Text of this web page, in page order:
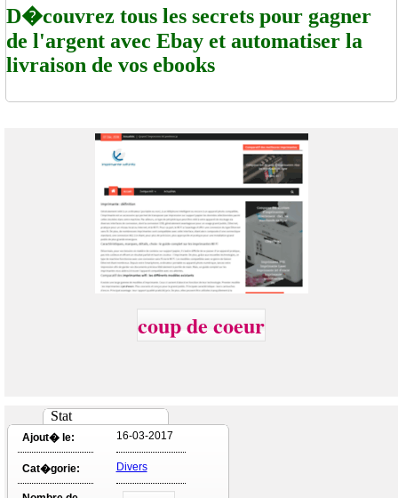
D�couvrez tous les secrets pour gagner
de l'argent avec Ebay et automatiser la
livraison de vos ebooks
coup de coeur
Stat
Ajout� le: 16-03-2017
Cat�gorie: Divers